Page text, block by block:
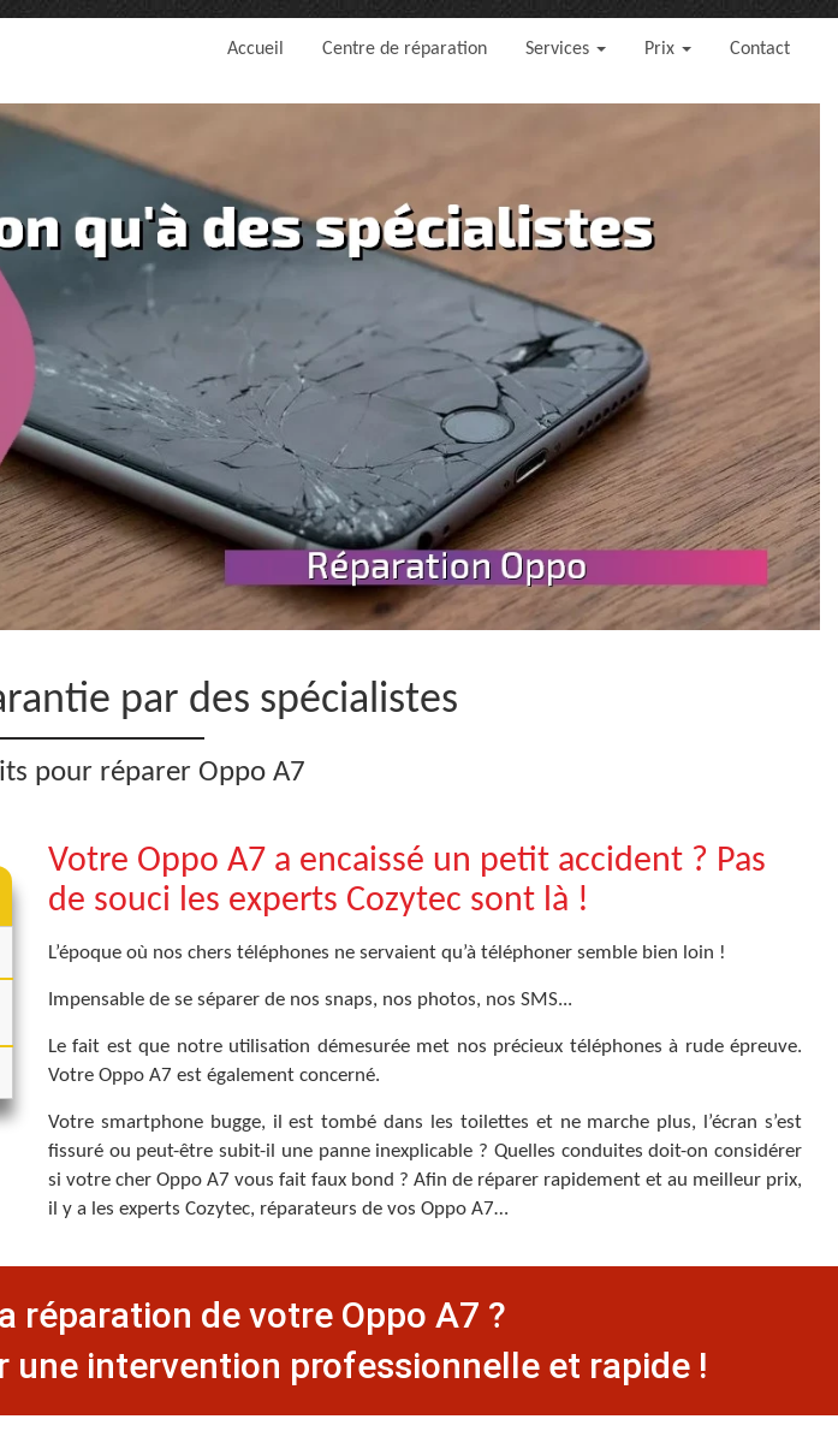
Accueil Centre de réparation Services Prix Contact
par des spécialistes
pour réparer Oppo A7
Votre Oppo A7 a encaissé un petit accident ? Pas
de souci les experts Cozytec sont là !
L’époque où nos chers téléphones ne servaient qu’à téléphoner semble bien loin !
Impensable de se séparer de nos snaps, nos photos, nos SMS...
Le fait est que notre utilisation démesurée met nos précieux téléphones à rude épreuve.
Votre Oppo A7 est également concerné.
Votre smartphone bugge, il est tombé dans les toilettes et ne marche plus, l’écran s’est
fissuré ou peut-être subit-il une panne inexplicable ? Quelles conduites doit-on considérer
si votre cher Oppo A7 vous fait faux bond ? Afin de réparer rapidement et au meilleur prix,
il y a les experts Cozytec, réparateurs de vos Oppo A7…
réparation de votre Oppo A7 ?
intervention professionnelle et rapide !